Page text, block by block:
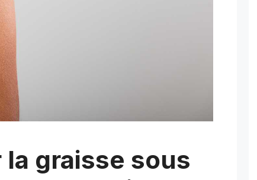
graisse sous